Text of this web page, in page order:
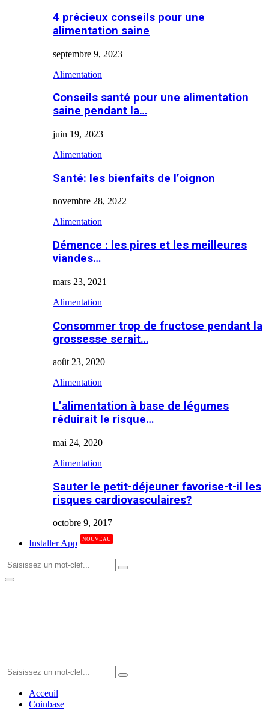
4 précieux conseils pour une
alimentation saine
septembre 9, 2023
Alimentation
Conseils santé pour une alimentation
saine pendant la…
juin 19, 2023
Alimentation
Santé: les bienfaits de l’oignon
novembre 28, 2022
Alimentation
Démence : les pires et les meilleures
viandes…
mars 23, 2021
Alimentation
Consommer trop de fructose pendant la
grossesse serait…
août 23, 2020
Alimentation
L’alimentation à base de légumes
réduirait le risque…
mai 24, 2020
Alimentation
Sauter le petit-déjeuner favorise-t-il les
risques cardiovasculaires?
octobre 9, 2017
Installer App
NOUVEAU
Search
for:
Search
Primary
Search
for:
Search
Acceuil
Coinbase